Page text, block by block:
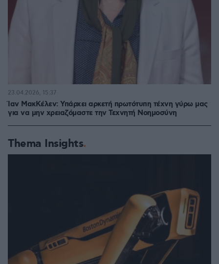
Ίαν ΜακΚέλεν: Υπάρχει αρκετή πρωτότυπη τέχνη γύρω μας
για να μην χρειαζόμαστε την Τεχνητή Νοημοσύνη
23.04.2026, 15:37
Thema Insights